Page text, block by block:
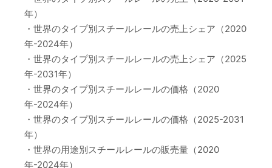
年）
・世界のタイプ別スチールレールの売上シェア（2020
年-2024年）
・世界のタイプ別スチールレールの売上シェア（2025
年-2031年）
・世界のタイプ別スチールレールの価格（2020
年-2024年）
・世界のタイプ別スチールレールの価格（2025-2031
年）
・世界の用途別スチールレールの販売量（2020
年-2024年）